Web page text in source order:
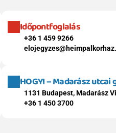
Időpontfoglalás
+36 1 459 9266
HOGYI – Madarász
1131 Budapest, Madarász
+36 1 450 3700